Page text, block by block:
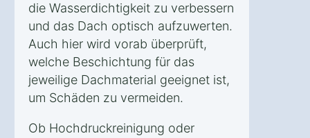
die Wasserdichtigkeit zu verbessern
und das Dach optisch aufzuwerten.
Auch hier wird vorab überprüft,
welche Beschichtung für das
jeweilige Dachmaterial geeignet ist,
um Schäden zu vermeiden.
Ob Hochdruckreinigung oder